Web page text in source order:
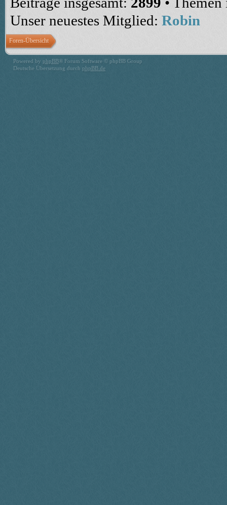
Unser neuestes Mitglied: Robin
Foren-Übersicht
Powered by phpBB® Forum Software © phpBB Group
Deutsche Übersetzung durch phpBB.de